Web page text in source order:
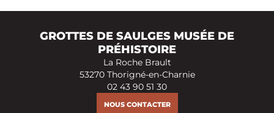
GROTTES DE SAULGES MUSÉE DE
PRÉHISTOIRE
La Roche Brault
53270 Thorigné-en-Charnie
02 43 90 51 30
NOUS CONTACTER